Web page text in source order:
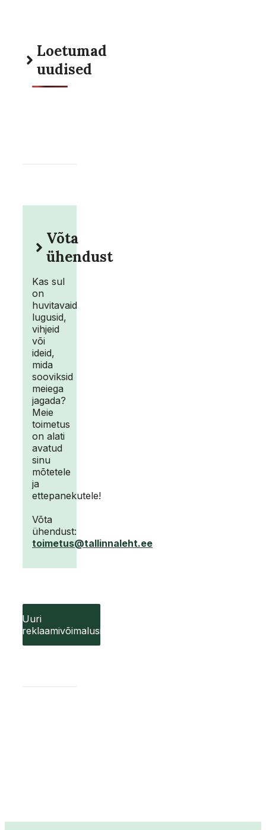
Loetumad
uudised
Võta
ühendust
Kas sul
on
huvitavaid
lugusid,
vihjeid
või
ideid,
mida
sooviksid
meiega
jagada?
Meie
toimetus
on alati
avatud
sinu
mõtetele
ja
ettepanekutele!
Võta
ühendust:
toimetus@tallinnaleht.ee
Uuri
reklaamivõimalusi